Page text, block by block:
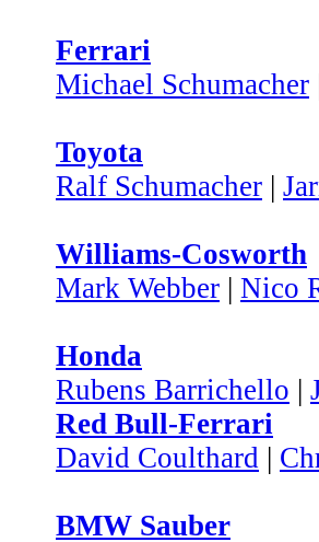
Ferrari
Michael Schumacher
Toyota
Ralf Schumacher |
Williams-Cosworth
Mark Webber | Nico
Honda
Rubens Barrichello |
Red Bull-Ferrari
David Coulthard |
BMW Sauber